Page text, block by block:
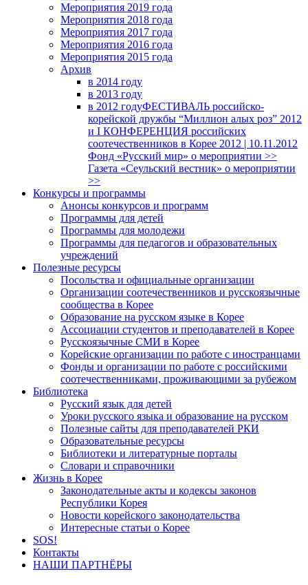
Мероприятия 2019 года
Мероприятия 2018 годa
Мероприятия 2017 года
Мероприятия 2016 года
Мероприятия 2015 года
Архив
в 2014 году
в 2013 году
в 2012 годуФЕСТИВАЛЬ российско-
корейской дружбы “Миллион алых роз” 2012
и I КОНФЕРЕНЦИЯ российских
соотечественников в Корее 2012 | 10.11.2012
Фонд «Русский мир» о мероприятии >>
Газета «Сеульский вестник» о мероприятии
>>
Конкурсы и программы
Анонсы конкурсов и программ
Программы для детей
Программы для молодежи
Программы для педагогов и образовательных
учреждений
Полезные ресурсы
Посольства и официальные организации
Организации соотечественников и русскоязычные
сообщества в Корее
Образование на русском языке в Корее
Ассоциации студентов и преподавателей в Корее
Русскоязычные СМИ в Корее
Корейские организации по работе с иностранцами
Фонды и организации по работе с российскими
соотечественниками, проживающими за рубежом
Библиотека
Русский язык для детей
Уроки русского языка и образование на русском
Полезные сайты для преподавателей РКИ
Образовательные ресурсы
Библиотеки и литературные порталы
Словари и справочники
Жизнь в Корее
Законодательные акты и кодексы законов
Республики Корея
Новости корейского законодательства
Интересные статьи о Корее
SOS!
Контакты
НАШИ ПАРТНЁРЫ